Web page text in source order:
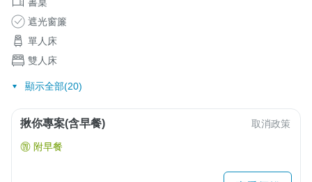
遮光窗簾
單人床
雙人床
顯示全部(20)
揪你專案(含早餐) 取消政策
附早餐